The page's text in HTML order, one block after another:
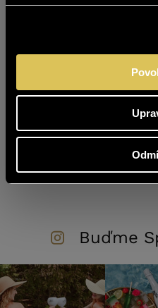
Buďme